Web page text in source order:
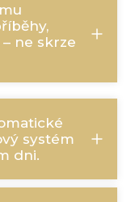
ne skrze
systém
dni.